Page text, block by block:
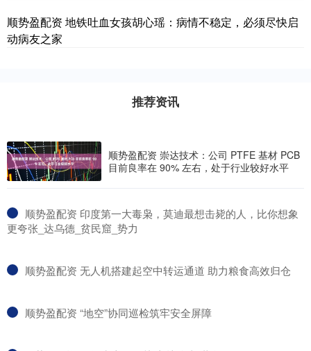
顺势盈配资 地铁吐血女孩胡心瑶：病情不稳定，必须尽快启
动病友之家
推荐资讯
顺势盈配资 崇达技术：公司 PTFE 基材 PCB
目前良率在 90% 左右，处于行业较好水平
​顺势盈配资 印度第一大毒枭，莫迪最想击毙的人，比你想象
更夸张_达乌德_贫民窟_势力
​顺势盈配资 无人机搭建起空中转运通道 助力粮食高效归仓
​顺势盈配资 “地空”协同巡检筑牢安全屏障